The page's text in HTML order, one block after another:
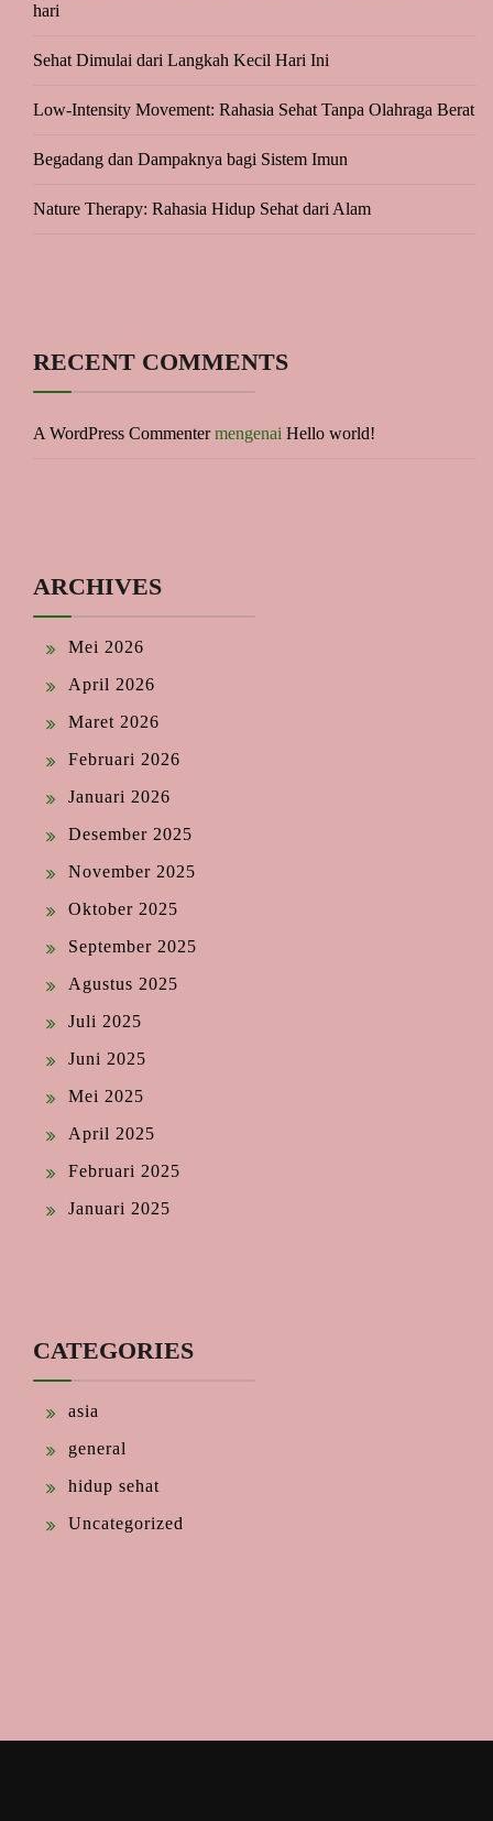
hari
Sehat Dimulai dari Langkah Kecil Hari Ini
Low-Intensity Movement: Rahasia Sehat Tanpa Olahraga Berat
Begadang dan Dampaknya bagi Sistem Imun
Nature Therapy: Rahasia Hidup Sehat dari Alam
RECENT COMMENTS
A WordPress Commentermengenai Hello world!
ARCHIVES
Mei 2026
April 2026
Maret 2026
Februari 2026
Januari 2026
Desember 2025
November 2025
Oktober 2025
September 2025
Agustus 2025
Juli 2025
Juni 2025
Mei 2025
April 2025
Februari 2025
Januari 2025
CATEGORIES
asia
general
hidup sehat
Uncategorized